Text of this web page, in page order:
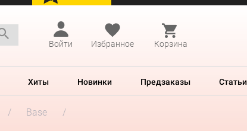
Войти
Избранное Корзина
Хиты Новинки Предзаказы Статьи
Base